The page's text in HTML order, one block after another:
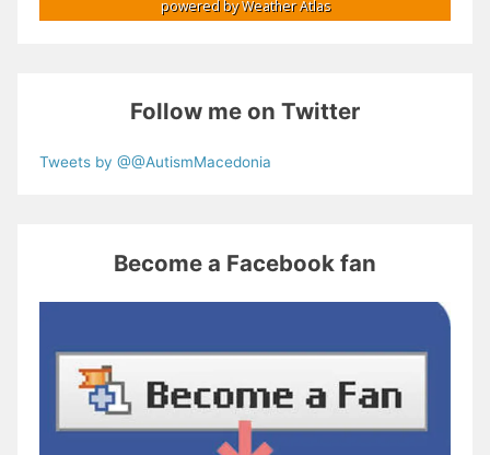
powered byWeather Atlas
Follow me on Twitter
Tweets by @@AutismMacedonia
Become a Facebook fan